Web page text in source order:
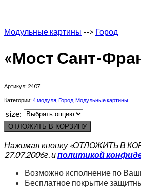
Модульные картины --> Город
«Мост Сант-
Артикул: 2407
Категории: 4 модуля Город Модульные картины
size:
ОТЛОЖИТЬ В КОРЗИНУ
Нажимая кнопку «ОТЛОЖИТЬ В
27.07.2006г. иполитикой
Возможно исполнение по
Бесплатное покрытие